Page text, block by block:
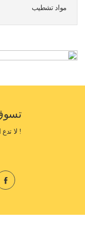
مواد تشطيب
! لا